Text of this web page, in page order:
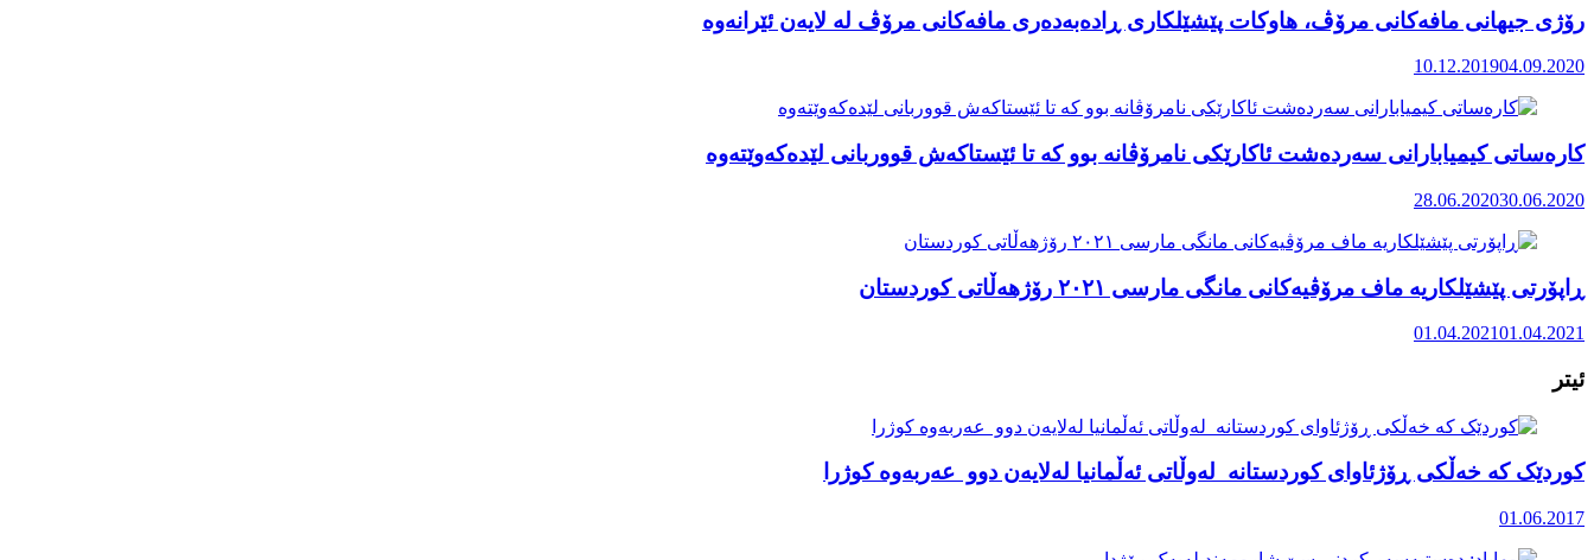
رۆژی جیهانی مافەکانی مرۆڤ، هاوکات پێشێلکاری ڕادەبەدەری مافەکانی مرۆڤ لە لایەن ئێرانەوە
10.12.201904.09.2020
کارەساتی کیمیابارانی سەردەشت ئاکارێکی نامرۆڤانە بوو کە تا ئێستاکەش قووربانی لێدەکەوێتەوە
28.06.202030.06.2020
ڕاپۆرتی پێشێلکاریە ماف مرۆڤیەکانی مانگی مارسی ٢٠٢١ رۆژهەڵاتی کوردستان
01.04.202101.04.2021
ئیتر
کوردێک کە خەڵکی ڕۆژئاوای کوردستانە لەوڵاتی ئەڵمانیا لەلایەن دوو عەربەوە کوژرا
01.06.2017